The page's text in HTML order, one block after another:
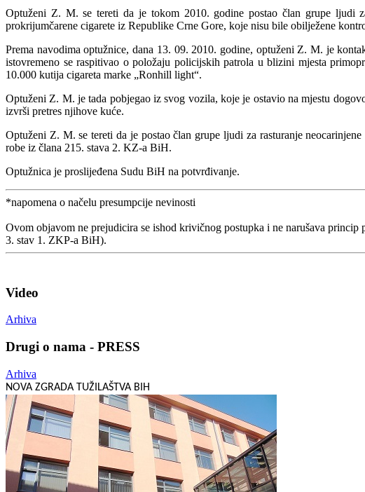
Optuženi Z. M. se tereti da je tokom 2010. godine postao član grupe ljudi
prokrijumčarene cigarete iz Republike Crne Gore, koje nisu bile obilježene
Prema navodima optužnice, dana 13. 09. 2010. godine, optuženi Z. M. je
istovremeno se raspitivao o položaju policijskih patrola u blizini mjesta
10.000 kutija cigareta marke „Ronhill light“.
Optuženi Z. M. je tada pobjegao iz svog vozila, koje je ostavio na mjestu
izvrši pretres njihove kuće.
Optuženi Z. M. se tereti da je postao član grupe ljudi za rasturanje
robe iz člana 215. stava 2. KZ-a BiH.
Optužnica je proslijeđena Sudu BiH na potvrđivanje.
*napomena o načelu presumpcije nevinosti
Ovom objavom ne prejudicira se ishod krivičnog postupka i ne narušava
3. stav 1. ZKP-a BiH).
Video
Arhiva
Drugi o nama - PRESS
Arhiva
NOVA ZGRADA TUŽILAŠTVA BIH